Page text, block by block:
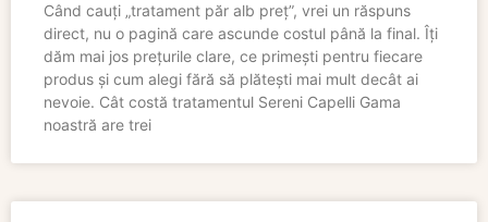
Când cauți „tratament păr alb preț”, vrei un răspuns
direct, nu o pagină care ascunde costul până la final. Îți
dăm mai jos prețurile clare, ce primești pentru fiecare
produs și cum alegi fără să plătești mai mult decât ai
nevoie. Cât costă tratamentul Sereni Capelli Gama
noastră are trei